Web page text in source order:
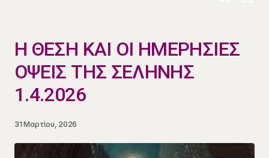
Η ΘΕΣΗ ΚΑΙ ΟΙ ΗΜΕΡΗΣΙΕΣ
ΟΨΕΙΣ ΤΗΣ ΣΕΛΗΝΗΣ
1.4.2026
31 Μαρτίου, 2026